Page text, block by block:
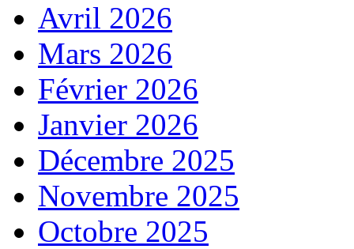
Avril 2026
Mars 2026
Février 2026
Janvier 2026
Décembre 2025
Novembre 2025
Octobre 2025